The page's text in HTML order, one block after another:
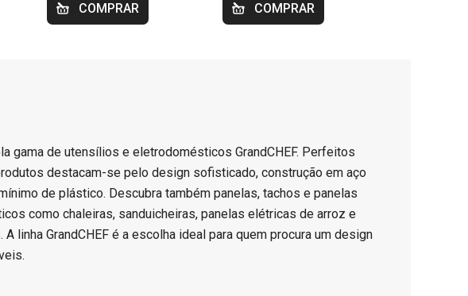
COMPRAR COMPRAR
gama de utensílios e eletrodomésticos GrandCHEF. Perfeitos
destacam-se pelo design sofisticado, construção em aço
de plástico. Descubra também panelas, tachos e panelas
como chaleiras, sanduicheiras, panelas elétricas de arroz e
linha GrandCHEF é a escolha ideal para quem procura um design